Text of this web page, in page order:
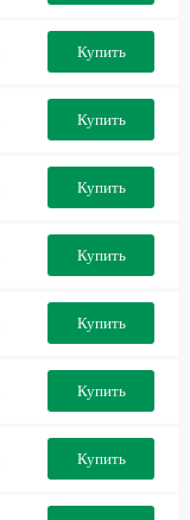
Купить
Купить
Купить
Купить
Купить
Купить
Купить